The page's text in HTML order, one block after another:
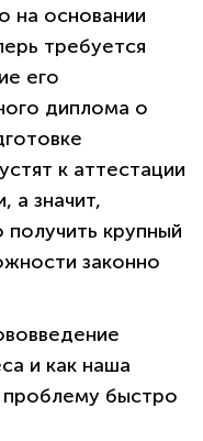
основании
требуется
его
диплома о
к аттестации
а значит,
крупный
законно
и как наша
быстро